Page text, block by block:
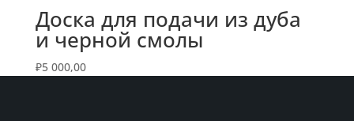
Доска для подачи из дуба
и черной смолы
₽5 000,00